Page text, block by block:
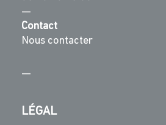
—
Contact
Nous contacter
—
LÉGAL